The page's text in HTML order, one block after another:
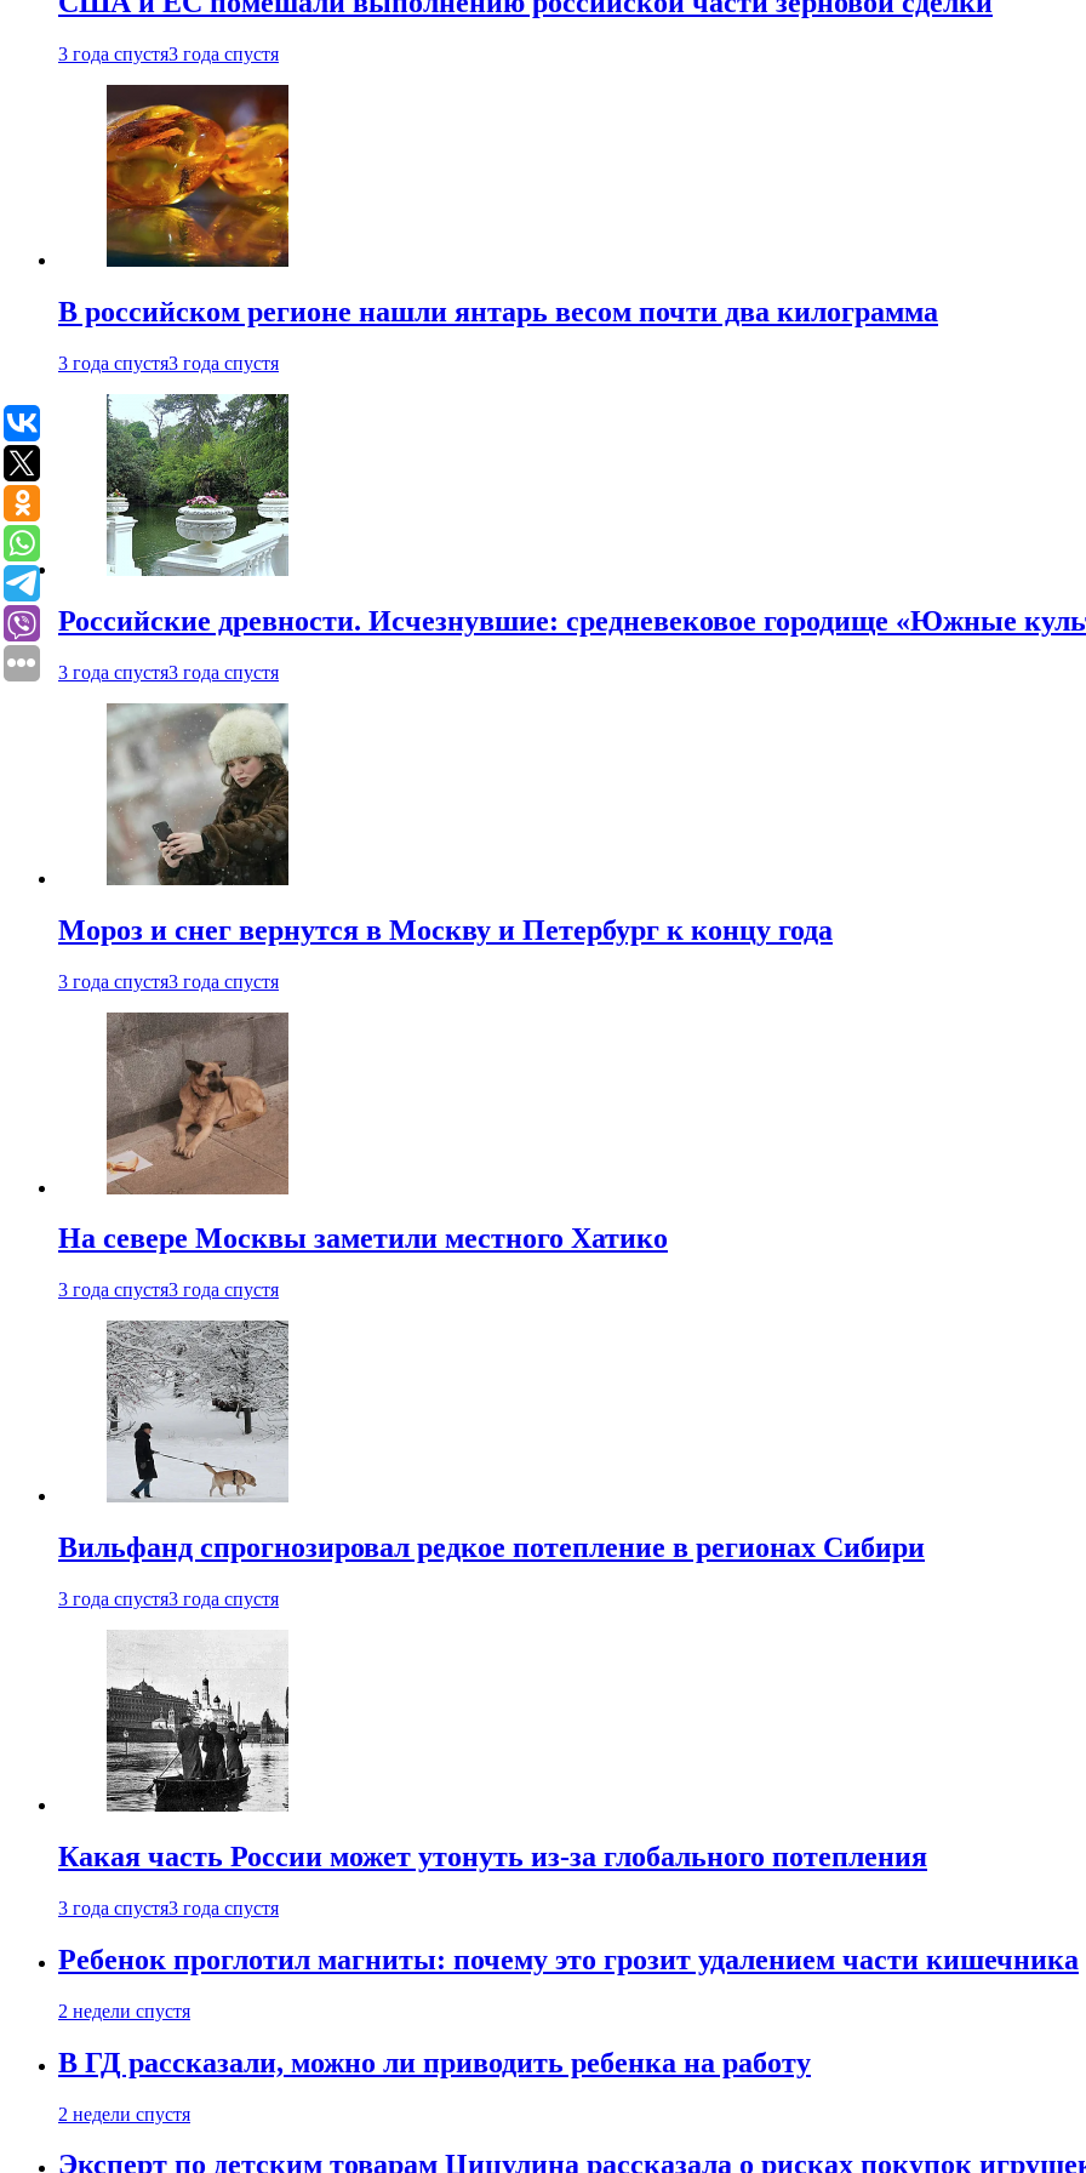
3 года спустя3 года спустя
В российском регионе нашли янтарь весом почти два килограмма
3 года спустя3 года спустя
Российские древности. Исчезнувшие: средневековое городище «Южные
3 года спустя3 года спустя
Мороз и снег вернутся в Москву и Петербург к концу года
3 года спустя3 года спустя
На севере Москвы заметили местного Хатико
3 года спустя3 года спустя
Вильфанд спрогнозировал редкое потепление в регионах Сибири
3 года спустя3 года спустя
Какая часть России может утонуть из-за глобального потепления
3 года спустя3 года спустя
Ребенок проглотил магниты: почему это грозит удалением части кишечника
2 недели спустя
В ГД рассказали, можно ли приводить ребенка на работу
2 недели спустя
Эксперт по детским товарам Цицулина рассказала о рисках покупок